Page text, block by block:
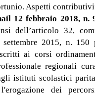
Aspetti
12 febbraio 2018, n.
dell’articolo 32,
2015, n. 150
ai corsi
regionali
istituti scolastici
dei